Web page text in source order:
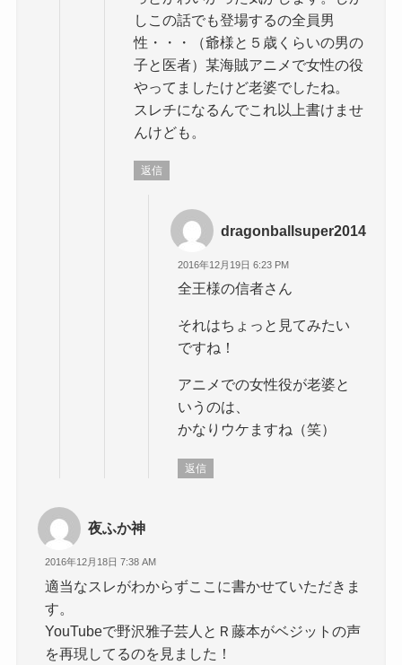
しこの話でも登場するの全員男
性・・・（爺様と５歳くらいの男の
子と医者）某海賊アニメで女性の役
やってましたけど老婆でしたね。
スレチになるんでこれ以上書けませ
んけども。
返信
dragonballsuper2014
2016年12月19日 6:23 PM
全王様の信者さん
それはちょっと見てみたい
ですね！
アニメでの女性役が老婆と
いうのは、
かなりウケますね（笑）
返信
夜ふか神
2016年12月18日 7:38 AM
適当なスレがわからずここに書かせていただきま
す。
YouTubeで野沢雅子芸人とＲ藤本がベジットの声
を再現してるのを見ました！